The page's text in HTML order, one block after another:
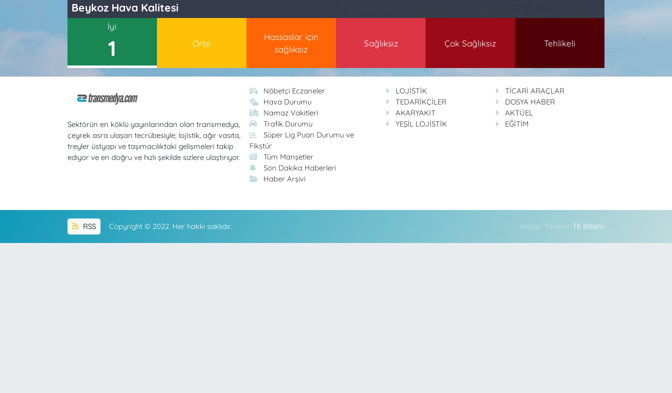
Beykoz Hava Kalitesi
İyi
1 Orta
Hassaslar için
sağlıksız
Sağlıksız Çok Sağlıksız Tehlikeli
Sektörün en köklü yayınlarından olan transmedya,
çeyrek asra ulaşan tecrübesiyle; lojistik, ağır vasıta,
treyler üstyapı ve taşımacılıktaki gelişmeleri takip
ediyor ve en doğru ve hızlı şekilde sizlere ulaştırıyor.
Nöbetçi Eczaneler
Hava Durumu
Namaz Vakitleri
Trafik Durumu
Süper Lig Puan Durumu ve
Fikstür
Tüm Manşetler
Son Dakika Haberleri
Haber Arşivi
LOJİSTİK
TİCARİ ARAÇLAR
TEDARİKÇİLER
DOSYA HABER
AKARYAKIT
AKTÜEL
YEŞİL LOJİSTİK
EĞİTİM
RSS Copyright © 2022. Her hakkı saklıdır. Haber Yazılımı: TE Bilişim